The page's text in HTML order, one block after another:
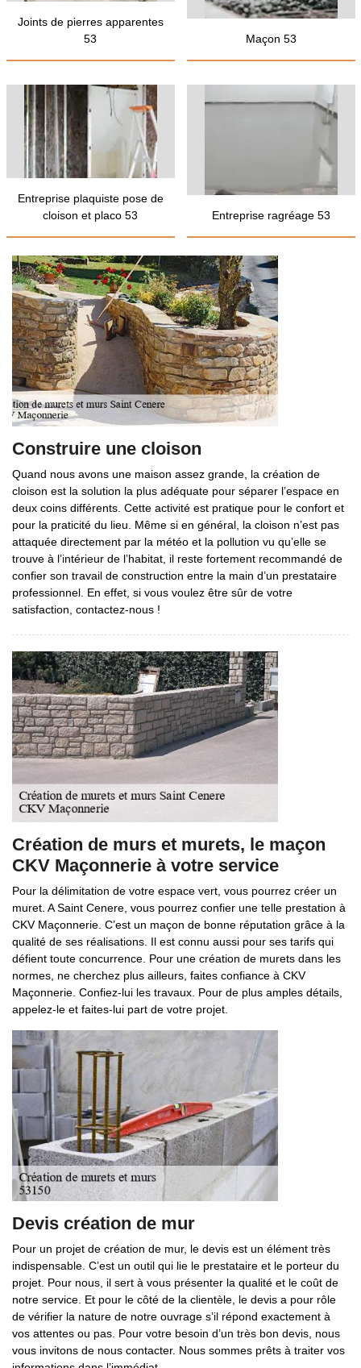
Joints de pierres apparentes
53
Maçon 53
Entreprise plaquiste pose de
cloison et placo 53
Entreprise ragréage 53
Construire une cloison
Quand nous avons une maison assez grande, la création de
cloison est la solution la plus adéquate pour séparer l’espace en
deux coins différents. Cette activité est pratique pour le confort et
pour la praticité du lieu. Même si en général, la cloison n’est pas
attaquée directement par la météo et la pollution vu qu’elle se
trouve à l’intérieur de l’habitat, il reste fortement recommandé de
confier son travail de construction entre la main d’un prestataire
professionnel. En effet, si vous voulez être sûr de votre
satisfaction, contactez-nous !
Création de murs et murets, le maçon
CKV Maçonnerie à votre service
Pour la délimitation de votre espace vert, vous pourrez créer un
muret. A Saint Cenere, vous pourrez confier une telle prestation à
CKV Maçonnerie. C’est un maçon de bonne réputation grâce à la
qualité de ses réalisations. Il est connu aussi pour ses tarifs qui
défient toute concurrence. Pour une création de murets dans les
normes, ne cherchez plus ailleurs, faites confiance à CKV
Maçonnerie. Confiez-lui les travaux. Pour de plus amples détails,
appelez-le et faites-lui part de votre projet.
Devis création de mur
Pour un projet de création de mur, le devis est un élément très
indispensable. C’est un outil qui lie le prestataire et le porteur du
projet. Pour nous, il sert à vous présenter la qualité et le coût de
notre service. Et pour le côté de la clientèle, le devis a pour rôle
de vérifier la nature de notre ouvrage s’il répond exactement à
vos attentes ou pas. Pour votre besoin d’un très bon devis, nous
vous invitons de nous contacter. Nous sommes prêts à traiter vos